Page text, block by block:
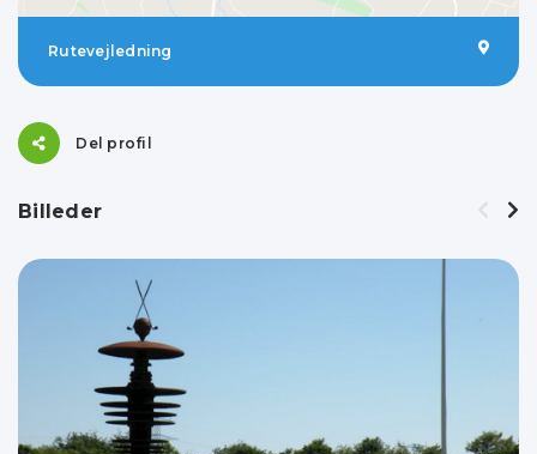
Rutevejledning
Del profil
Billeder